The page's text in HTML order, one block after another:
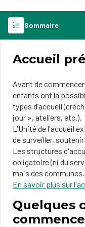
Sommaire
Accueil
Avant de
enfants ont la
types d’accueil
jour », ateliers, etc.).
L'Unité de l'accueil
de surveiller,
Les structures
obligatoire (ni du
mais des communes.
En savoir plus sur
Quelques